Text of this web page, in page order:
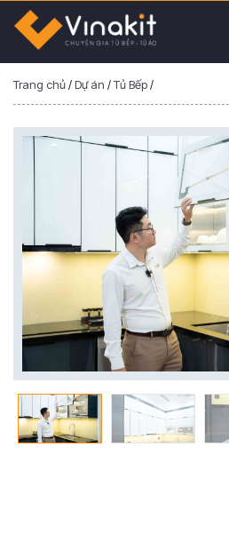
Trang chủ/Dự án /Tủ Bếp/